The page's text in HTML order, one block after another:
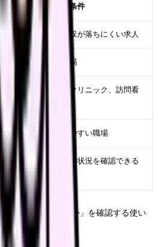
比較しやすくなる条件
夜勤少なめでも年収が落ちにくい求人
基本給が高めの職場
日勤のみ、外来、クリニック、訪問看
護
給与内訳を確認しやすい職場
職場の雰囲気や定着状況を確認できる
できる求人があるか」を確認する使い